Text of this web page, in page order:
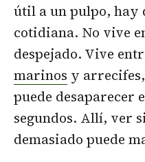
útil a un pulpo, hay
cotidiana. No vive
despejado. Vive
marinos y
puede desaparecer
segundos. Allí, ver
demasiado puede